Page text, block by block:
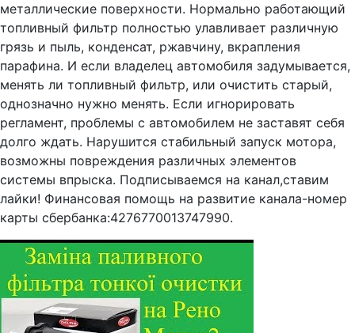
металлические поверхности. Нормально работающий
топливный фильтр полностью улавливает различную
грязь и пыль, конденсат, ржавчину, вкрапления
парафина. И если владелец автомобиля задумывается,
менять ли топливный фильтр, или очистить старый,
однозначно нужно менять. Если игнорировать
регламент, проблемы с автомобилем не заставят себя
долго ждать. Нарушится стабильный запуск мотора,
возможны повреждения различных элементов
системы впрыска. Подписываемся на канал,ставим
лайки! Финансовая помощь на развитие канала-номер
карты сбербанка:4276770013747990.